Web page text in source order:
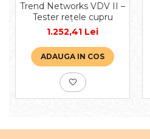
Trend Networks VDV II –
Tester rețele cupru
1.252,41 Lei
ADAUGA IN COS